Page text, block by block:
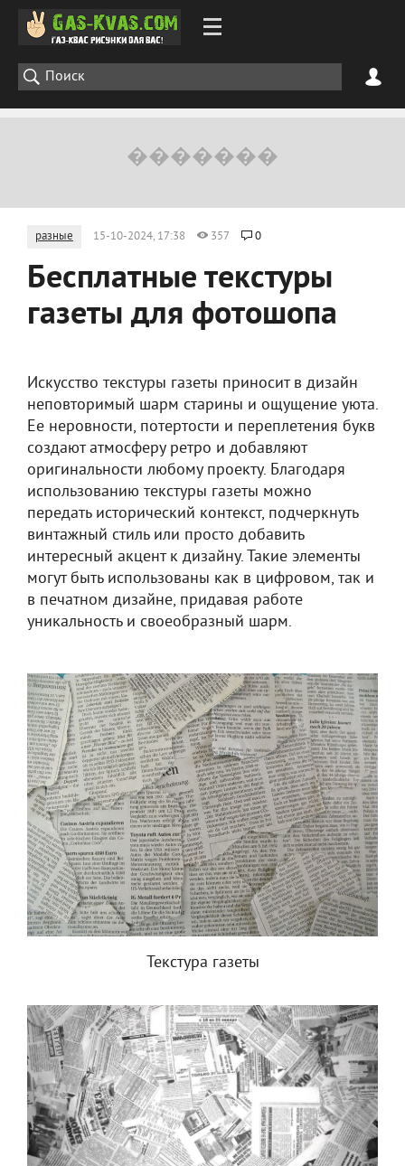
разные 15-10-2024, 17:38 357 0
Бесплатные текстуры
газеты для фотошопа
Искусство текстуры газеты приносит в дизайн
неповторимый шарм старины и ощущение уюта.
Ее неровности, потертости и переплетения букв
создают атмосферу ретро и добавляют
оригинальности любому проекту. Благодаря
использованию текстуры газеты можно
передать исторический контекст, подчеркнуть
винтажный стиль или просто добавить
интересный акцент к дизайну. Такие элементы
могут быть использованы как в цифровом, так и
в печатном дизайне, придавая работе
уникальность и своеобразный шарм.
Текстура газеты